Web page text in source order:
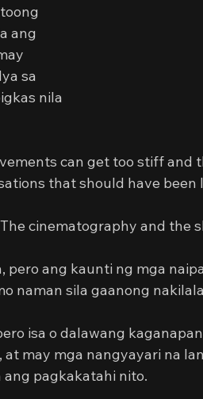
ang
sa
nila
can get too stiff and
that should have been
cinematography and the
pero ang kaunti ng mga
naman sila gaanong
isa o dalawang
may mga nangyayari na
ang pagkakatahi nito.